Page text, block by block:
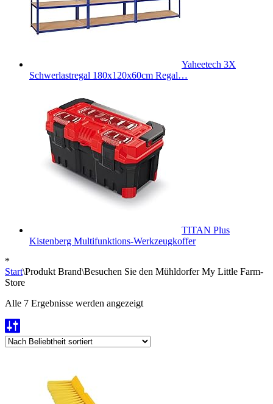
Yaheetech 3X
Schwerlastregal 180x120x60cm Regal…
TITAN Plus
Kistenberg Multifunktions-Werkzeugkoffer
*
Start\Produkt Brand\Besuchen Sie den Mühldorfer My Little Farm-
Store
Alle 7 Ergebnisse werden angezeigtNach